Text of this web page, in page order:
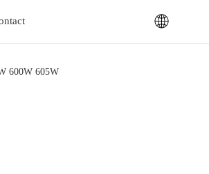
600W 605W